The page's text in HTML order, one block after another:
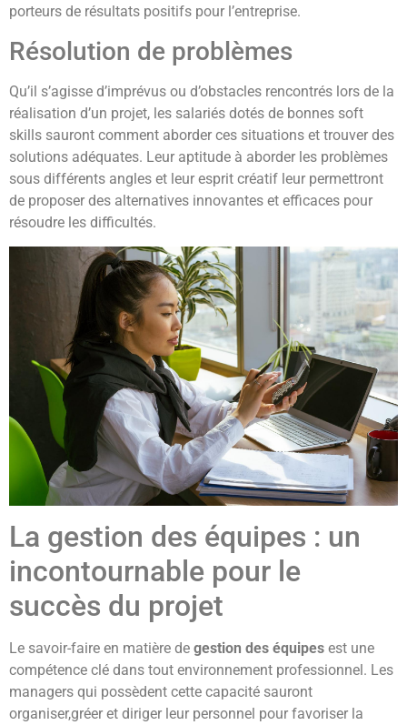
porteurs de résultats positifs pour l’entreprise.
Résolution de problèmes
Qu’il s’agisse d’imprévus ou d’obstacles rencontrés lors de la
réalisation d’un projet, les salariés dotés de bonnes soft
skills sauront comment aborder ces situations et trouver des
solutions adéquates. Leur aptitude à aborder les problèmes
sous différents angles et leur esprit créatif leur permettront
de proposer des alternatives innovantes et efficaces pour
résoudre les difficultés.
La gestion des équipes : un
incontournable pour le
succès du projet
Le savoir-faire en matière de gestion des équipes est une
compétence clé dans tout environnement professionnel. Les
managers qui possèdent cette capacité sauront
organiser,gréer et diriger leur personnel pour favoriser la